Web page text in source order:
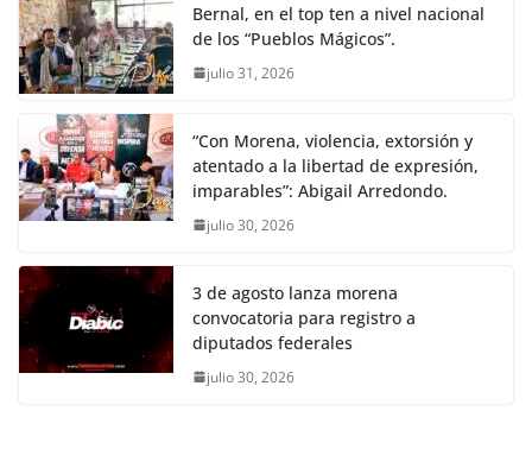
Bernal, en el top ten a nivel nacional
de los “Pueblos Mágicos”.
julio 31, 2026
“Con Morena, violencia, extorsión y
atentado a la libertad de expresión,
imparables”: Abigail Arredondo.
julio 30, 2026
3 de agosto lanza morena
convocatoria para registro a
diputados federales
julio 30, 2026